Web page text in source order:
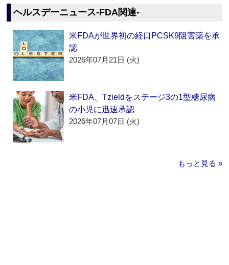
ヘルスデーニュース‐FDA関連‐
米FDAが世界初の経口PCSK9阻害薬を承
認
2026年07月21日 (火)
米FDA、Tzieldをステージ3の1型糖尿病
の小児に迅速承認
2026年07月07日 (火)
もっと見る »